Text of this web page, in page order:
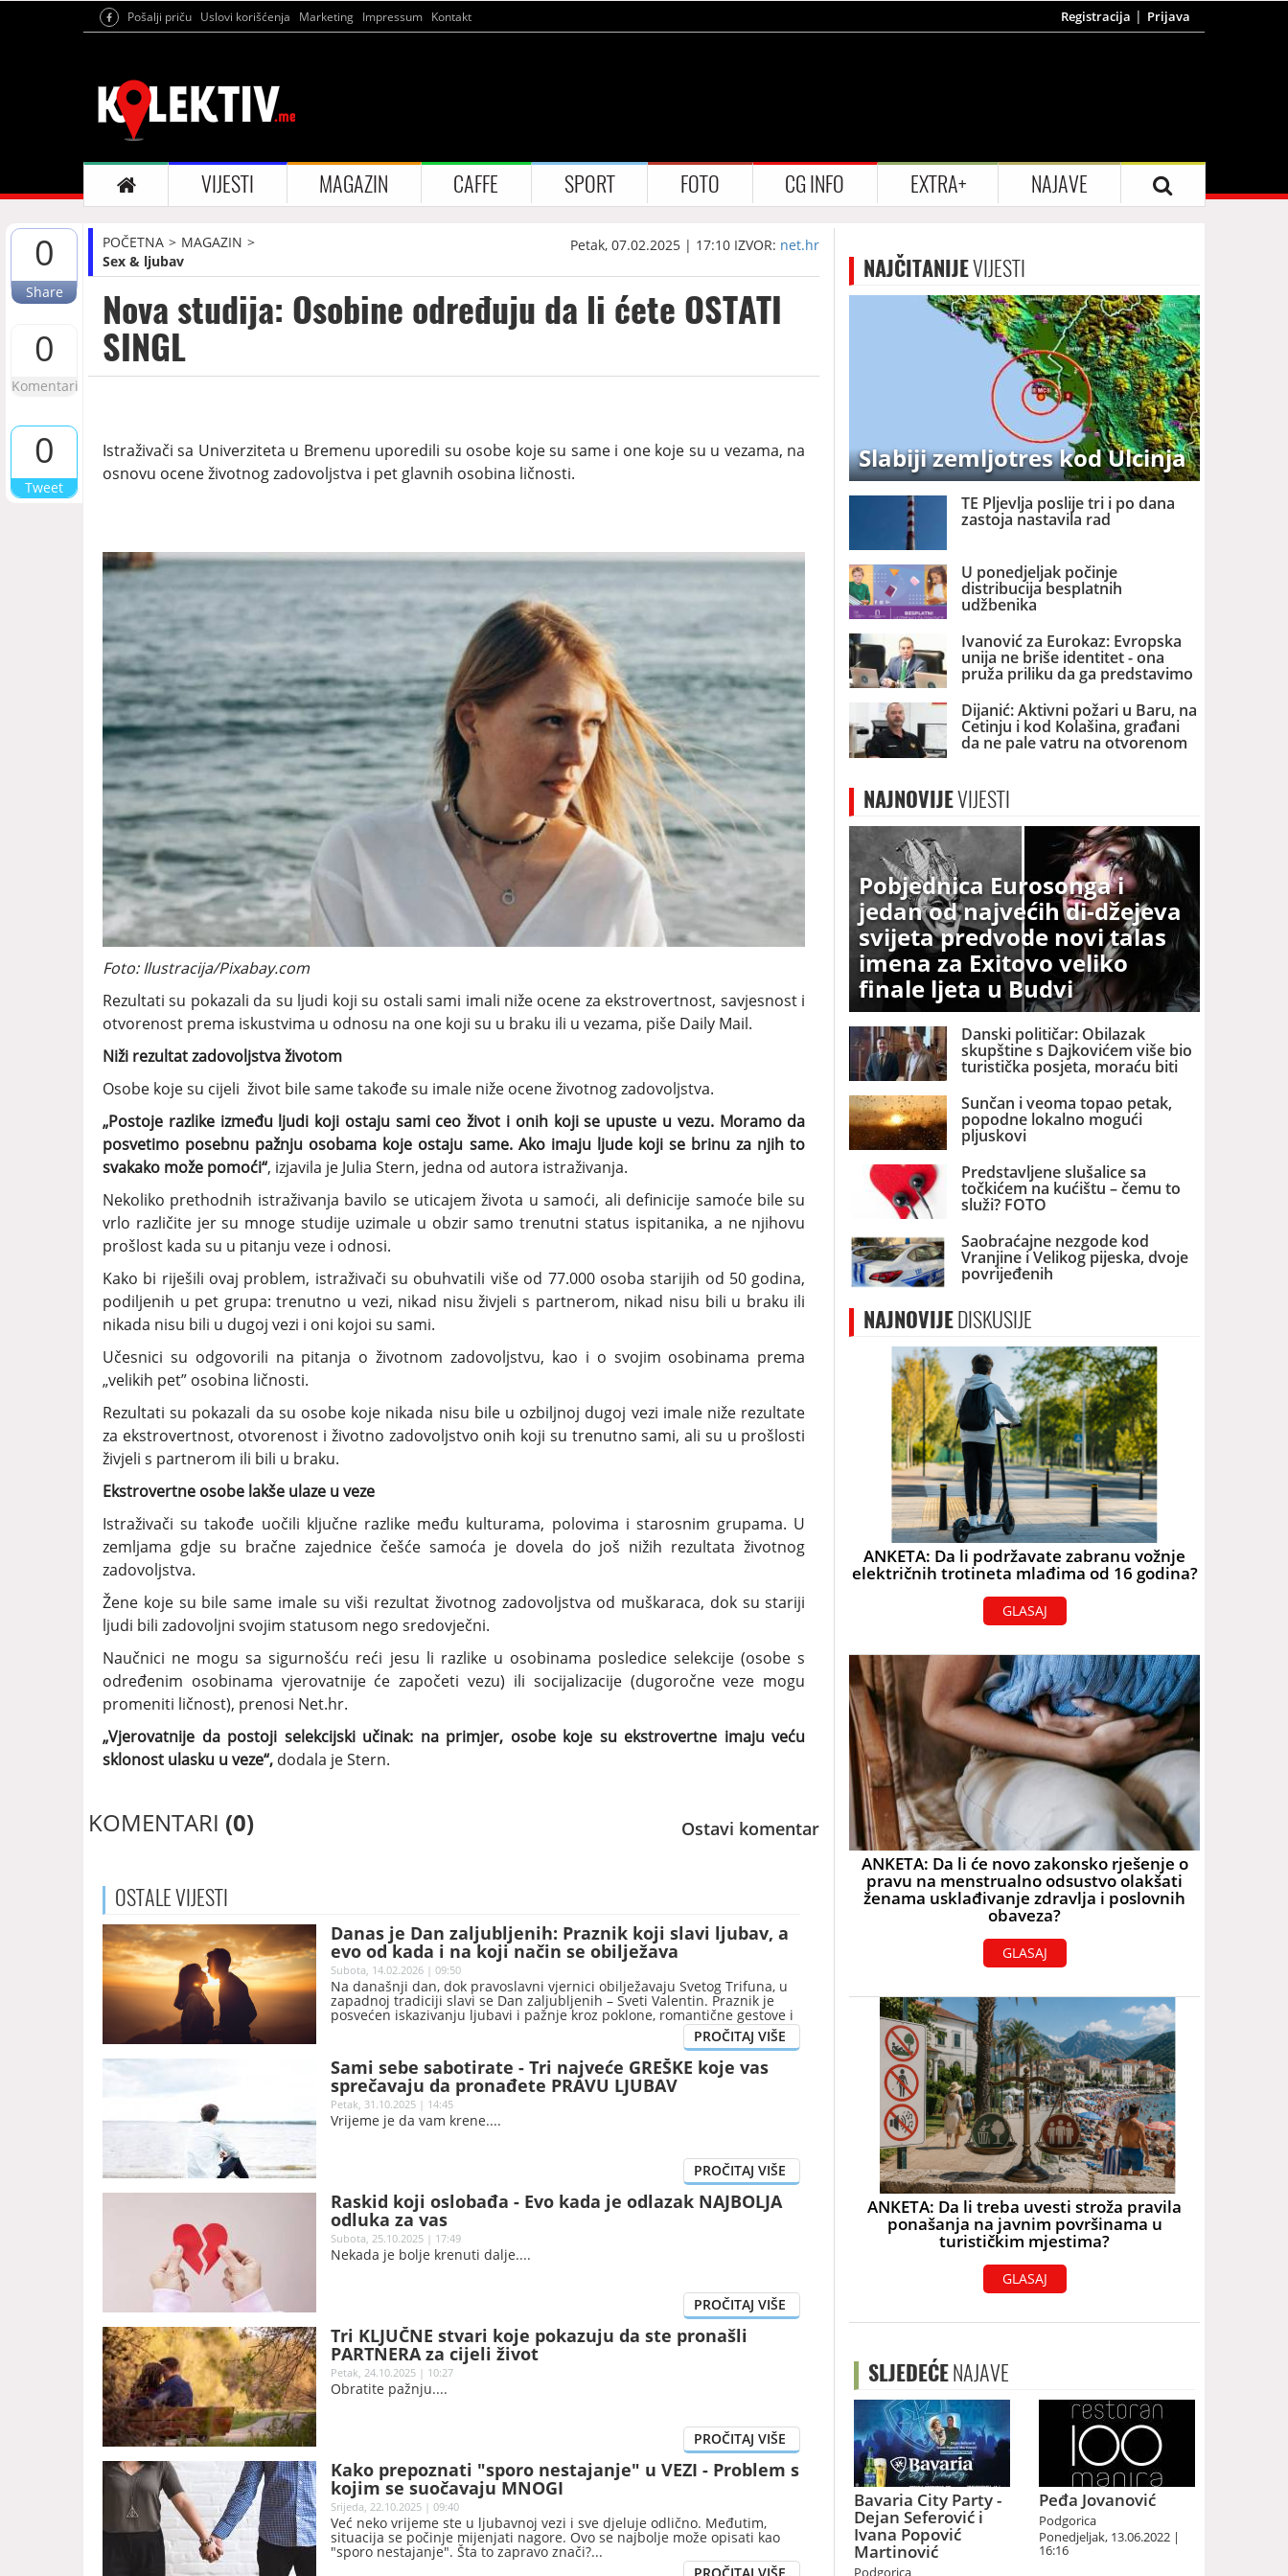
Pošalji priču Uslovi korišćenja Marketing Impressum Kontakt Registracija Prijava
VIJESTI MAGAZIN CAFFE SPORT FOTO CG INFO EXTRA+ NAJAVE
0
Share
0
Komentari
0
Tweet
POČETNA
MAGAZIN
Sex & ljubav
Petak, 07.02.2025 | 17:10 IZVOR: net.hr
Nova studija: Osobine određuju da li ćete OSTATI
SINGL
Istraživači sa Univerziteta u Bremenu uporedili su osobe koje su same i one koje su u vezama, na
osnovu ocene životnog zadovoljstva i pet glavnih osobina ličnosti.
Foto: Ilustracija/Pixabay.com
Rezultati su pokazali da su ljudi koji su ostali sami imali niže ocene za ekstrovertnost, savjesnost i
otvorenost prema iskustvima u odnosu na one koji su u braku ili u vezama, piše Daily Mail.
Niži rezultat zadovoljstva životom
Osobe koje su cijeli život bile same takođe su imale niže ocene životnog zadovoljstva.
„Postoje razlike između ljudi koji ostaju sami ceo život i onih koji se upuste u vezu. Moramo da
posvetimo posebnu pažnju osobama koje ostaju same. Ako imaju ljude koji se brinu za njih to
svakako može pomoći“, izjavila je Julia Stern, jedna od autora istraživanja.
Nekoliko prethodnih istraživanja bavilo se uticajem života u samoći, ali definicije samoće bile su
vrlo različite jer su mnoge studije uzimale u obzir samo trenutni status ispitanika, a ne njihovu
prošlost kada su u pitanju veze i odnosi.
Kako bi riješili ovaj problem, istraživači su obuhvatili više od 77.000 osoba starijih od 50 godina,
podiljenih u pet grupa: trenutno u vezi, nikad nisu živjeli s partnerom, nikad nisu bili u braku ili
nikada nisu bili u dugoj vezi i oni kojoi su sami.
Učesnici su odgovorili na pitanja o životnom zadovoljstvu, kao i o svojim osobinama prema
„velikih pet” osobina ličnosti.
Rezultati su pokazali da su osobe koje nikada nisu bile u ozbiljnoj dugoj vezi imale niže rezultate
za ekstrovertnost, otvorenost i životno zadovoljstvo onih koji su trenutno sami, ali su u prošlosti
živjeli s partnerom ili bili u braku.
Ekstrovertne osobe lakše ulaze u veze
Istraživači su takođe uočili ključne razlike među kulturama, polovima i starosnim grupama. U
zemljama gdje su bračne zajednice češće samoća je dovela do još nižih rezultata životnog
zadovoljstva.
Žene koje su bile same imale su viši rezultat životnog zadovoljstva od muškaraca, dok su stariji
ljudi bili zadovoljni svojim statusom nego sredovječni.
Naučnici ne mogu sa sigurnošću reći jesu li razlike u osobinama posledice selekcije (osobe s
određenim osobinama vjerovatnije će započeti vezu) ili socijalizacije (dugoročne veze mogu
promeniti ličnost), prenosi Net.hr.
„Vjerovatnije da postoji selekcijski učinak: na primjer, osobe koje su ekstrovertne imaju veću
sklonost ulasku u veze“, dodala je Stern.
KOMENTARI (0) Ostavi komentar
OSTALEVIJESTI
Danas je Dan zaljubljenih: Praznik koji slavi ljubav, a
evo od kada i na koji način se obilježava
Subota, 14.02.2026 | 09:50
Na današnji dan, dok pravoslavni vjernici obilježavaju Svetog Trifuna, u
zapadnoj tradiciji slavi se Dan zaljubljenih – Sveti Valentin. Praznik je
posvećen iskazivanju ljubavi i pažnje kroz poklone, romantične gestove i
zajedničke trenutke, ali ga, pored emotivne dimenzije, prate i gužve u
prodavnicama i pojačana potrošnja. Prema pojedinim istorijskim
tumačenjima, njegovi korijeni sežu do rimskih festivala plodnosti.
Sami sebe sabotirate - Tri najveće GREŠKE koje vas
sprečavaju da pronađete PRAVU LJUBAV
Petak, 31.10.2025 | 14:45
Vrijeme je da vam krene.
Raskid koji oslobađa - Evo kada je odlazak NAJBOLJA
odluka za vas
Subota, 25.10.2025 | 17:49
Nekada je bolje krenuti dalje.
Tri KLJUČNE stvari koje pokazuju da ste pronašli
PARTNERA za cijeli život
Petak, 24.10.2025 | 10:27
Obratite pažnju.
Kako prepoznati "sporo nestajanje" u VEZI - Problem s
kojim se suočavaju MNOGI
Srijeda, 22.10.2025 | 09:40
Već neko vrijeme ste u ljubavnoj vezi i sve djeluje odlično. Međutim,
situacija se počinje mijenjati nagore. Ovo se najbolje može opisati kao
"sporo nestajanje". Šta to zapravo znači?
NAJČITANIJEVIJESTI
Slabiji zemljotres kod Ulcinja
TE Pljevlja poslije tri i po dana
zastoja nastavila rad
U ponedjeljak počinje
distribucija besplatnih
udžbenika
Ivanović za Eurokaz: Evropska
unija ne briše identitet - ona
pruža priliku da ga predstavimo
Evropi i svijetu
Dijanić: Aktivni požari u Baru, na
Cetinju i kod Kolašina, građani
da ne pale vatru na otvorenom
NAJNOVIJEVIJESTI
Pobjednica Eurosonga i
jedan od najvećih di-džejeva
svijeta predvode novi talas
imena za Exitovo veliko
finale ljeta u Budvi
Danski političar: Obilazak
skupštine s Dajkovićem više bio
turistička posjeta, moraću biti
pažljiviji kome ću biti vodič
Sunčan i veoma topao petak,
popodne lokalno mogući
pljuskovi
Predstavljene slušalice sa
točkićem na kućištu – čemu to
služi? FOTO
Saobraćajne nezgode kod
Vranjine i Velikog pijeska, dvoje
povrijeđenih
NAJNOVIJEDISKUSIJE
ANKETA: Da li podržavate zabranu vožnje
električnih trotineta mlađima od 16 godina?
GLASAJ
ANKETA: Da li će novo zakonsko rješenje o
pravu na menstrualno odsustvo olakšati
ženama usklađivanje zdravlja i poslovnih
obaveza?
GLASAJ
ANKETA: Da li treba uvesti stroža pravila
ponašanja na javnim površinama u
turističkim mjestima?
GLASAJ
SLJEDEĆENAJAVE
Bavaria City Party -
Dejan Seferović i
Ivana Popović
Martinović
Podgorica
Peđa Jovanović
Podgorica
Ponedjeljak, 13.06.2022 |
16:16